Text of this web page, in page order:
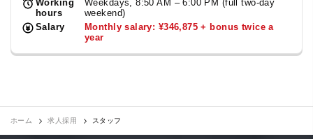
Working
hours
Weekdays, 8:50 AM – 6:00 PM (full two-day
weekend)
Salary
Monthly salary: ¥346,875 + bonus twice a
year
ホーム 求人採用 スタッフ